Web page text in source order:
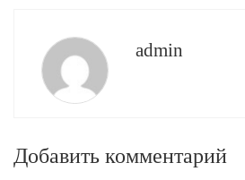
admin
Добавить комментарий